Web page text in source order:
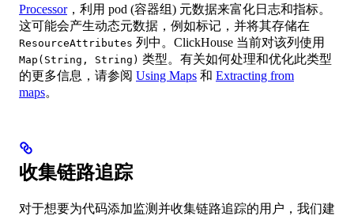
Processor，利用 pod (容器组) 元数据来富化日志和指标。
这可能会产生动态元数据，例如标记，并将其存储在
ResourceAttributes 列中。ClickHouse 当前对该列使用
Map(String, String) 类型。有关如何处理和优化此类型
的更多信息，请参阅 Using Maps 和 Extracting from
maps。
收集链路追踪
对于想要为代码添加监测并收集链路追踪的用户，我们建